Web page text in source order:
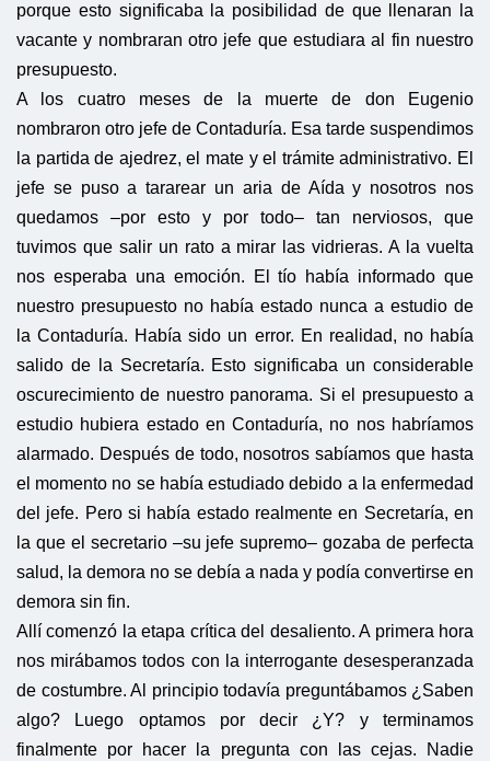
porque esto significaba la posibilidad de que llenaran la
vacante y nombraran otro jefe que estudiara al fin nuestro
presupuesto.
A los cuatro meses de la muerte de don Eugenio
nombraron otro jefe de Contaduría. Esa tarde suspendimos
la partida de ajedrez, el mate y el trámite administrativo. El
jefe se puso a tararear un aria de Aída y nosotros nos
quedamos –por esto y por todo– tan nerviosos, que
tuvimos que salir un rato a mirar las vidrieras. A la vuelta
nos esperaba una emoción. El tío había informado que
nuestro presupuesto no había estado nunca a estudio de
la Contaduría. Había sido un error. En realidad, no había
salido de la Secretaría. Esto significaba un considerable
oscurecimiento de nuestro panorama. Si el presupuesto a
estudio hubiera estado en Contaduría, no nos habríamos
alarmado. Después de todo, nosotros sabíamos que hasta
el momento no se había estudiado debido a la enfermedad
del jefe. Pero si había estado realmente en Secretaría, en
la que el secretario –su jefe supremo– gozaba de perfecta
salud, la demora no se debía a nada y podía convertirse en
demora sin fin.
Allí comenzó la etapa crítica del desaliento. A primera hora
nos mirábamos todos con la interrogante desesperanzada
de costumbre. Al principio todavía preguntábamos ¿Saben
algo? Luego optamos por decir ¿Y? y terminamos
finalmente por hacer la pregunta con las cejas. Nadie